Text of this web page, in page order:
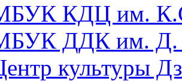
КДЦ им.
ДДК им. Д.
культуры